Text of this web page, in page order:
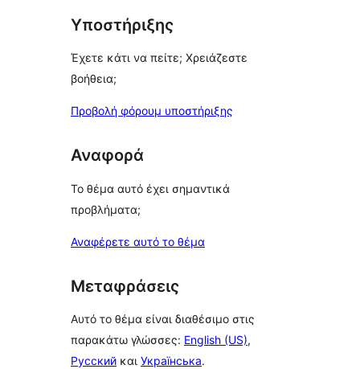
Υποστήριξης
Έχετε κάτι να πείτε; Χρειάζεστε
βοήθεια;
Προβολή φόρουμ υποστήριξης
Αναφορά
Το θέμα αυτό έχει σημαντικά
προβλήματα;
Αναφέρετε αυτό το θέμα
Μεταφράσεις
Αυτό το θέμα είναι διαθέσιμο στις
παρακάτω γλώσσες: English (US),
Русский και Українська.